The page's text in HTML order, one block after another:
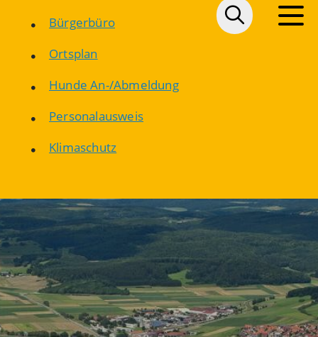
Bürgerbüro
Ortsplan
Hunde An-/Abmeldung
Personalausweis
Klimaschutz